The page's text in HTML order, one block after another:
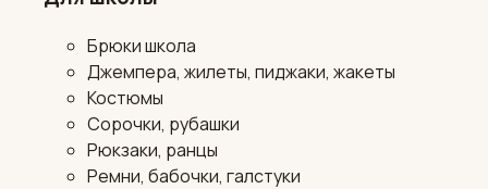
Брюки школа
Джемпера, жилеты, пиджаки, жакеты
Костюмы
Сорочки, рубашки
Рюкзаки, ранцы
Ремни, бабочки, галстуки